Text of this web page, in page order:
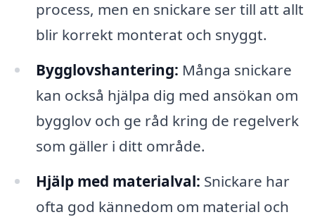
process, men en snickare ser till att allt
blir korrekt monterat och snyggt.
Bygglovshantering: Många snickare
kan också hjälpa dig med ansökan om
bygglov och ge råd kring de regelverk
som gäller i ditt område.
Hjälp med materialval: Snickare har
ofta god kännedom om material och